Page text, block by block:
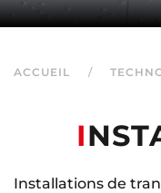
ACCUEIL
I
Installations de